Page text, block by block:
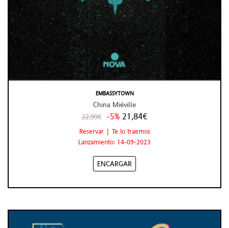
EMBASSYTOWN
China Miéville
22,99€ -5% 21,84€
Reservar | Te lo traemos
Lanzamiento: 14-09-2023
ENCARGAR